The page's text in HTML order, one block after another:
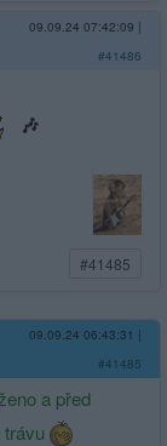
09.09.24 07:42:09 |
#41486
🎶
#41485
09.09.24 06:43:31 |
#41485
a před
trávu